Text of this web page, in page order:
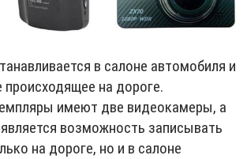
в салоне автомобиля и
происходящее на дороге.
имеют две видеокамеры, а
возможность записывать
на дороге, но и в салоне